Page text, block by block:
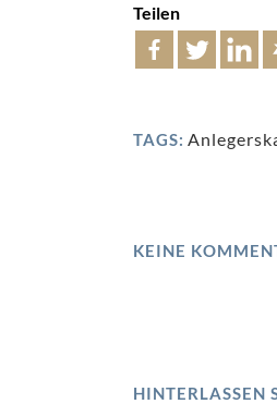
Teilen
TAGS:
KEINE
HINTERLASSEN